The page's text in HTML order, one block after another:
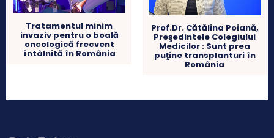
Tratamentul minim
invaziv pentru o boală
oncologică frecvent
întâlnită în România
Prof.Dr. Cătălina Poiană,
Preşedintele Colegiului
Medicilor : Sunt prea
puţine transplanturi în
România